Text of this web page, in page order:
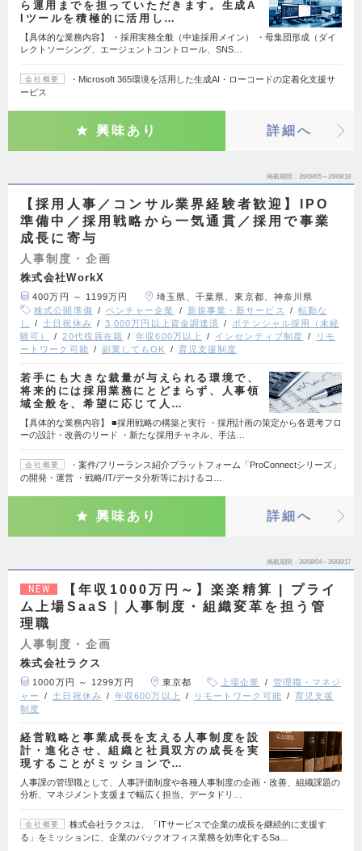
ら運用までを担っていただきます。生成A
Iツールを積極的に活用し…
【具体的な業務内容】 ・採用実務全般（中途採用メイン） ・母集団形成（ダイ
レクトソーシング、エージェントコントロール、SNS…
会社概要
・Microsoft 365環境を活用した生成AI・ローコードの定着化支援サ
ービス
興味あり 詳細へ
掲載期間 26/08/05～26/08/18
【採用人事／コンサル業界経験者歓迎】IPO
準備中／採用戦略から一気通貫／採用で事業
成長に寄与
人事制度・企画
株式会社WorkX
400万円 ～ 1199万円
埼玉県、千葉県、東京都、神奈川県
株式公開準備
ベンチャー企業 新規事業・新サービス
転勤な
し
土日祝休み 3,000万円以上資金調達済
ポテンシャル採用（未経
験可）
20代役員在籍 年収600万以上 インセンティブ制度
リモ
ートワーク可能
副業してもOK 育児支援制度
若手にも大きな裁量が与えられる環境で、
将来的には採用業務にとどまらず、人事領
域全般を、希望に応じて人…
【具体的な業務内容】 ■採用戦略の構築と実行 ・採用計画の策定から各選考フロ
ーの設計・改善のリード ・新たな採用チャネル、手法…
会社概要
・案件/フリーランス紹介プラットフォーム「ProConnectシリーズ」
の開発・運営 ・戦略/IT/データ分析等におけるコ…
興味あり 詳細へ
掲載期間 26/08/04～26/08/17
NEW
【年収1000万円～】楽楽精算 | プライ
ム上場SaaS｜人事制度・組織変革を担う管
理職
人事制度・企画
株式会社ラクス
1000万円 ～ 1299万円 東京都 上場企業
管理職・マネジ
ャー
土日祝休み 年収600万以上 リモートワーク可能
育児支援
制度
経営戦略と事業成長を支える人事制度を設
計・進化させ、組織と社員双方の成長を実
現することがミッションで…
人事課の管理職として、人事評価制度や各種人事制度の企画・改善、組織課題の
分析、マネジメント支援まで幅広く担当。データドリ…
会社概要
株式会社ラクスは、「ITサービスで企業の成長を継続的に支援す
る」をミッションに、企業のバックオフィス業務を効率化するSa…